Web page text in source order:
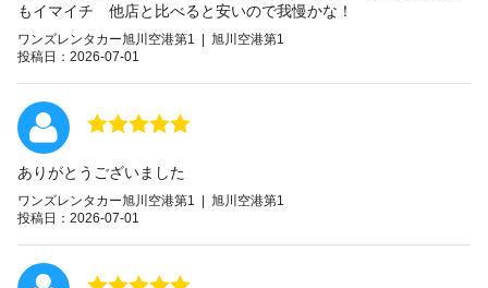
もイマイチ 他店と比べると安いので我慢かな！
ワンズレンタカー旭川空港第1 | 旭川空港第1
投稿日：2026-07-01
ありがとうございました
ワンズレンタカー旭川空港第1 | 旭川空港第1
投稿日：2026-07-01